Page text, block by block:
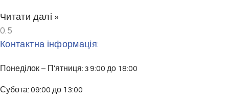
Читати далі »
Контактна інформація:
Понеділок – П’ятниця: з 9:00 до 18:00
Субота: 09:00 до 13:00